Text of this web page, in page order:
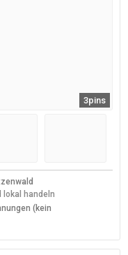
3pins
lokal handeln
(kein